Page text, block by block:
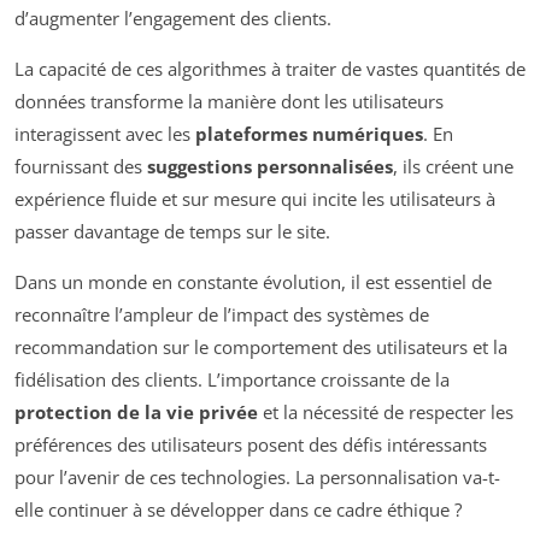
d’augmenter l’engagement des clients.
La capacité de ces algorithmes à traiter de vastes quantités de
données transforme la manière dont les utilisateurs
interagissent avec les plateformes numériques. En
fournissant des suggestions personnalisées, ils créent une
expérience fluide et sur mesure qui incite les utilisateurs à
passer davantage de temps sur le site.
Dans un monde en constante évolution, il est essentiel de
reconnaître l’ampleur de l’impact des systèmes de
recommandation sur le comportement des utilisateurs et la
fidélisation des clients. L’importance croissante de la
protection de la vie privée et la nécessité de respecter les
préférences des utilisateurs posent des défis intéressants
pour l’avenir de ces technologies. La personnalisation va-t-
elle continuer à se développer dans ce cadre éthique ?